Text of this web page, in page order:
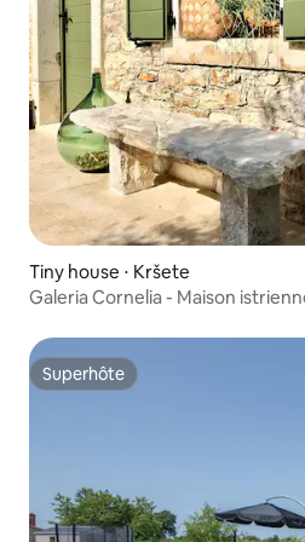
Tiny house ⋅ Kršete
Galeria Cornelia - Maison
Superhôte
Superhôte